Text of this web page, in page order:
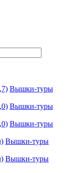
Вышки-туры
Вышки-туры
Вышки-туры
Вышки-туры
Вышки-туры